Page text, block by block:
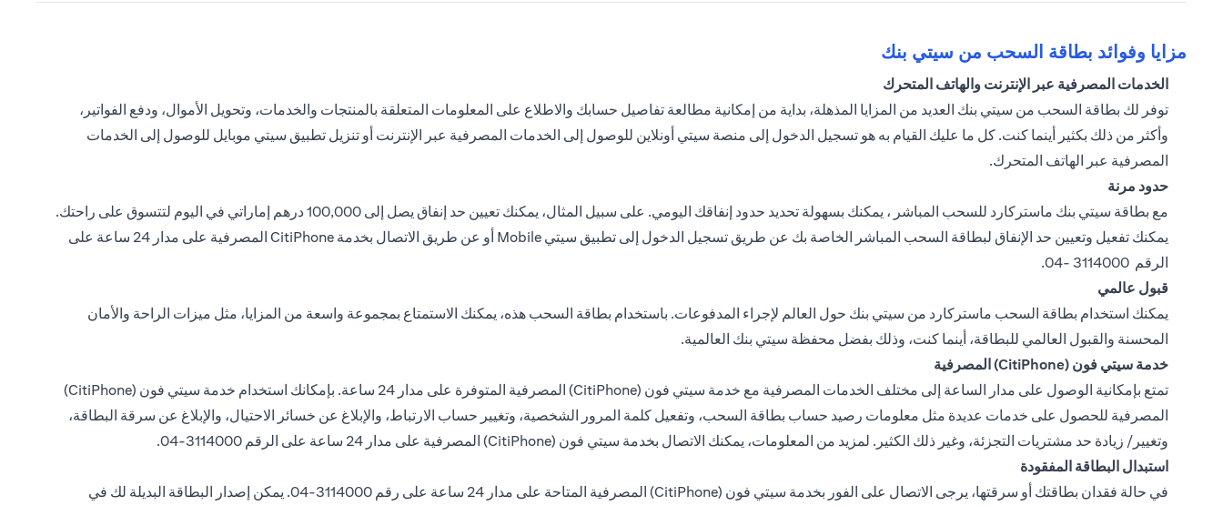
مزايا وفوائد بطاقة السحب من سيتي بنك
الخدمات المصرفية عبر الإنترنت والهاتف المتحرك
توفر لك بطاقة السحب من سيتي بنك العديد من المزايا المذهلة، بداية من إمكانية مطالعة تفاصيل حسابك والاطلاع على المعلومات المتعلقة بالمنتجات والخدمات، وتحويل الأموال، ودفع الفواتير،
وأكثر من ذلك بكثير أينما كنت. كل ما عليك القيام به هو تسجيل الدخول إلى منصة سيتي أونلاين للوصول إلى الخدمات المصرفية عبر الإنترنت أو تنزيل تطبيق سيتي موبايل للوصول إلى الخدمات
المصرفية عبر الهاتف المتحرك.
حدود مرنة
مع بطاقة سيتي بنك ماستركارد للسحب المباشر ، يمكنك بسهولة تحديد حدود إنفاقك اليومي. على سبيل المثال، يمكنك تعيين حد إنفاق يصل إلى 100,000 درهم إماراتي في اليوم لتتسوق على راحتك.
يمكنك تفعيل وتعيين حد الإنفاق لبطاقة السحب المباشر الخاصة بك عن طريق تسجيل الدخول إلى تطبيق سيتي Mobile أو عن طريق الاتصال بخدمة CitiPhone المصرفية على مدار 24 ساعة على
الرقم 3114000 -04.
قبول عالمي
يمكنك استخدام بطاقة السحب ماستركارد من سيتي بنك حول العالم لإجراء المدفوعات. باستخدام بطاقة السحب هذه، يمكنك الاستمتاع بمجموعة واسعة من المزايا، مثل ميزات الراحة والأمان
المحسنة والقبول العالمي للبطاقة، أينما كنت، وذلك بفضل محفظة سيتي بنك العالمية.
خدمة سيتي فون (CitiPhone) المصرفية
تمتع بإمكانية الوصول على مدار الساعة إلى مختلف الخدمات المصرفية مع خدمة سيتي فون (CitiPhone) المصرفية المتوفرة على مدار 24 ساعة. بإمكانك استخدام خدمة سيتي فون (CitiPhone)
المصرفية للحصول على خدمات عديدة مثل معلومات رصيد حساب بطاقة السحب، وتفعيل كلمة المرور الشخصية، وتغيير حساب الارتباط، والإبلاغ عن خسائر الاحتيال، والإبلاغ عن سرقة البطاقة،
وتغيير/ زيادة حد مشتريات التجزئة، وغير ذلك الكثير. لمزيد من المعلومات، يمكنك الاتصال بخدمة سيتي فون (CitiPhone) المصرفية على مدار 24 ساعة على الرقم 3114000-04.
استبدال البطاقة المفقودة
في حالة فقدان بطاقتك أو سرقتها، يرجى الاتصال على الفور بخدمة سيتي فون (CitiPhone) المصرفية المتاحة على مدار 24 ساعة على رقم 3114000-04. يمكن إصدار البطاقة البديلة لك في